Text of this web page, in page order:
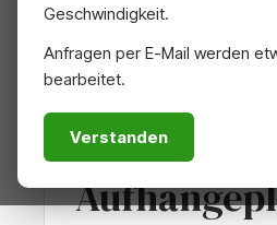
ZUBEHÖR
Geschwindigkeit.
Anfragen per E-Mail werden
bearbeitet.
Verstanden